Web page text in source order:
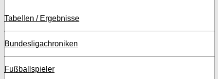
Tabellen / Ergebnisse
Bundesligachroniken
Fußballspieler